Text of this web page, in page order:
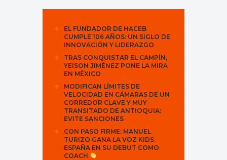
EL FUNDADOR DE HACEB
CUMPLE 106 AÑOS: UN SIGLO DE
INNOVACIÓN Y LIDERAZGO
TRAS CONQUISTAR EL CAMPÍN,
YEISON JIMÉNEZ PONE LA MIRA
EN MÉXICO
MODIFICAN LÍMITES DE
VELOCIDAD EN CÁMARAS DE UN
CORREDOR CLAVE Y MUY
TRANSITADO DE ANTIOQUIA:
EVITE SANCIONES
CON PASO FIRME: MANUEL
TURIZO GANA LA VOZ KIDS
ESPAÑA EN SU DEBUT COMO
COACH